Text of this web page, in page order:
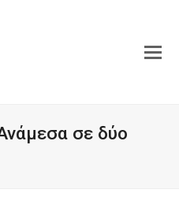
σε δύο